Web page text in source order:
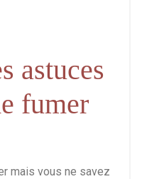
astuces
fumer
mais vous ne savez